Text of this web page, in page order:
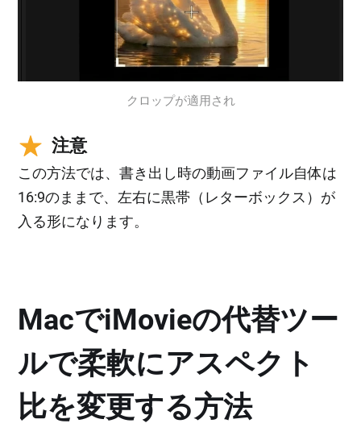
クロップが適用され
注意
この方法では、書き出し時の動画ファイル自体は
16:9のままで、左右に黒帯（レターボックス）が
入る形になります。
MacでiMovieの代替ツー
ルで柔軟にアスペクト
比を変更する方法